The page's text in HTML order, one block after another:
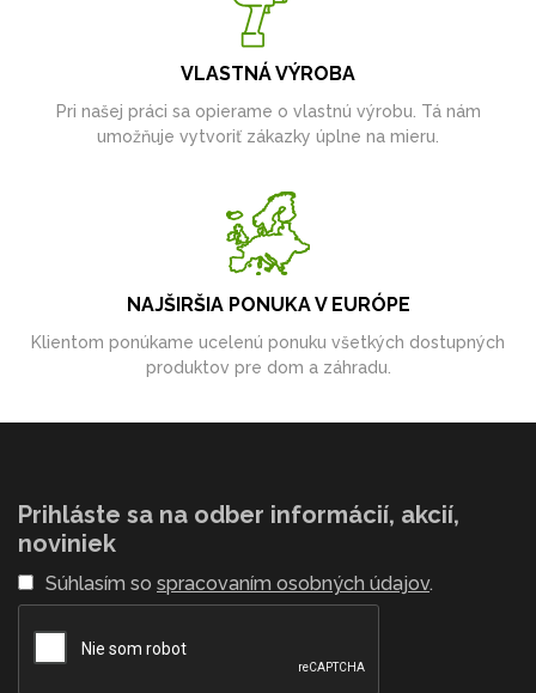
VLASTNÁ VÝROBA
Pri našej práci sa opierame o vlastnú výrobu. Tá nám
umožňuje vytvoriť zákazky úplne na mieru.
NAJŠIRŠIA PONUKA V EURÓPE
Klientom ponúkame ucelenú ponuku všetkých dostupných
produktov pre dom a záhradu.
Prihláste sa na odber informácií, akcií,
noviniek
Súhlasím so spracovaním osobných údajov.